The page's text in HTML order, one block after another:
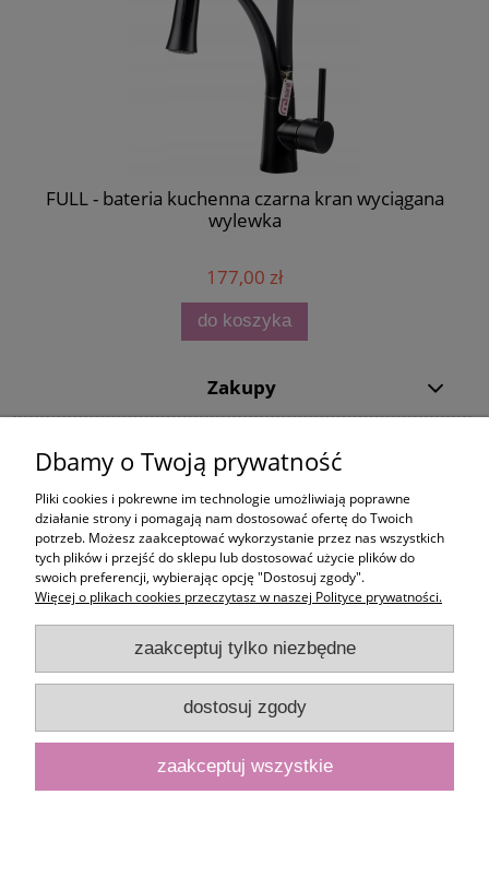
FULL - bateria kuchenna czarna kran wyciągana
wylewka
177,00 zł
do koszyka
Zakupy
Moje konto
Informacje
Dbamy o Twoją prywatność
Pliki cookies i pokrewne im technologie umożliwiają poprawne
działanie strony i pomagają nam dostosować ofertę do Twoich
potrzeb. Możesz zaakceptować wykorzystanie przez nas wszystkich
tych plików i przejść do sklepu lub dostosować użycie plików do
swoich preferencji, wybierając opcję "Dostosuj zgody".
Więcej o plikach cookies przeczytasz w naszej Polityce prywatności.
zaakceptuj tylko niezbędne
dostosuj zgody
zaakceptuj wszystkie